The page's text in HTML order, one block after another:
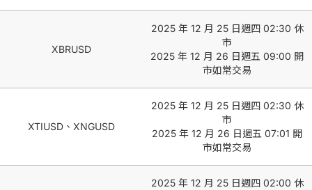
XBRUSD
2025 年 12 月 25 日週四 02:30 休
市
2025 年 12 月 26 日週五 09:00 開
市如常交易
XTIUSD、XNGUSD
2025 年 12 月 25 日週四 02:30 休
市
2025 年 12 月 26 日週五 07:01 開
市如常交易
2025 年 12 月 25 日週四 02:00 休